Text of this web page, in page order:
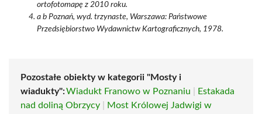
ortofotomapę z 2010 roku.
a b Poznań, wyd. trzynaste, Warszawa: Państwowe
Przedsiębiorstwo Wydawnictw Kartograficznych, 1978.
Pozostałe obiekty w kategorii "Mosty i
wiadukty":Wiadukt Franowo w Poznaniu
Estakada
nad doliną Obrzycy
Most Królowej Jadwigi w